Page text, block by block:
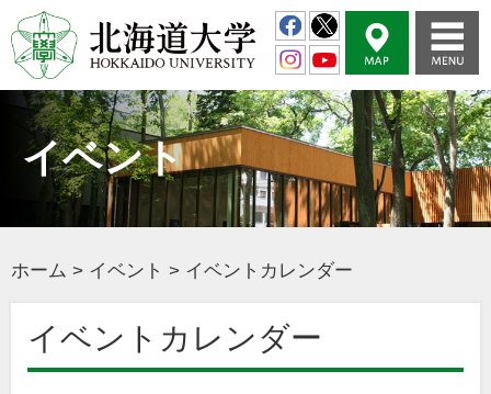
イベント
ホーム > イベント > イベントカレンダー
イベントカレンダー